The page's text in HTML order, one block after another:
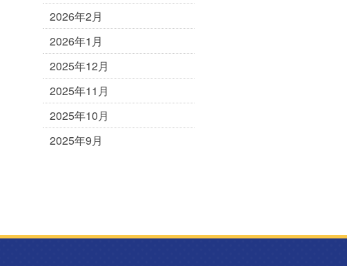
2026年2月
2026年1月
2025年12月
2025年11月
2025年10月
2025年9月